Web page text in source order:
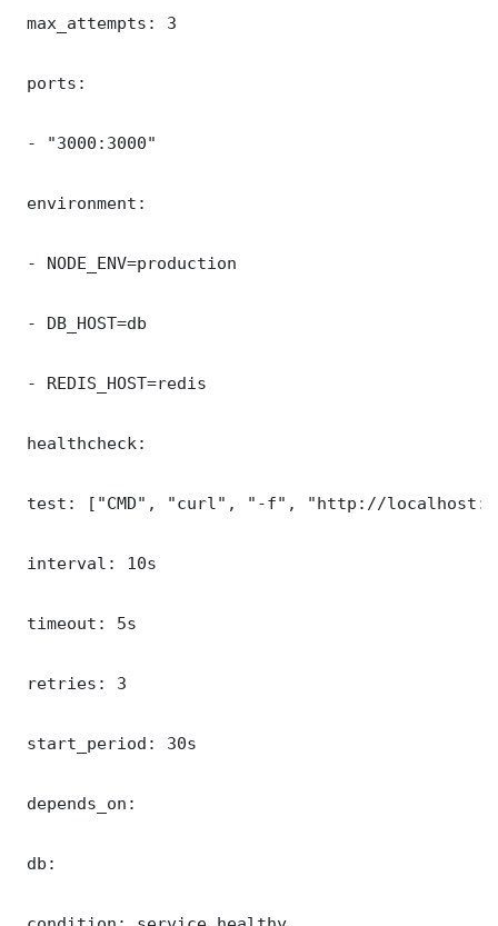
max_attempts: 3
ports:
- "3000:3000"
environment:
- NODE_ENV=production
- DB_HOST=db
- REDIS_HOST=redis
healthcheck:
test: ["CMD", "curl", "-f", "http://
interval: 10s
timeout: 5s
retries: 3
start_period: 30s
depends_on:
db: